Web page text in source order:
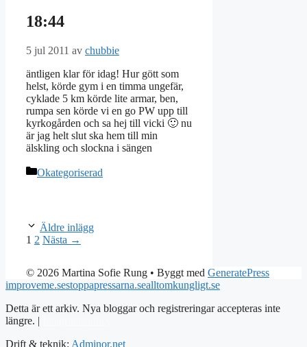
18:44
5 jul 2011 av chubbie
äntligen klar för idag! Hur gött som
helst, körde gym i en timma ungefär,
cyklade 5 km körde lite armar, ben,
rumpa sen körde vi en go PW upp till
kyrkogården och sa hej till vicki 🙂 nu
är jag helt slut ska hem till min
älskling och slockna i sängen
Kategorier
Okategoriserad
Äldre inlägg
Sida
1 Sida
2 Nästa →
© 2026 Martina Sofie Rung • Byggt med GeneratePress
improveme.sestoppapressarna.sealltomkungligt.se
Detta är ett arkiv. Nya bloggar och registreringar accepteras inte
längre. |
Drift & teknik: Adminor.net